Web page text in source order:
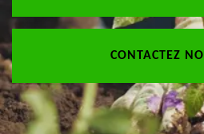
CONTACTEZ